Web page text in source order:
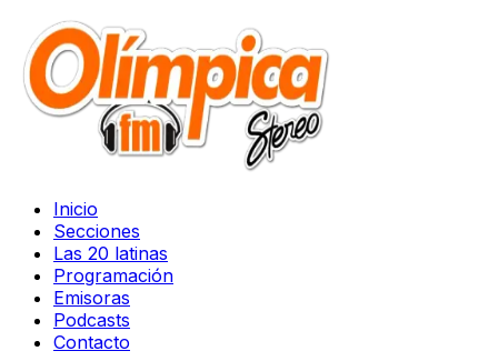
Inicio
Secciones
Las 20 latinas
Programación
Emisoras
Podcasts
Contacto